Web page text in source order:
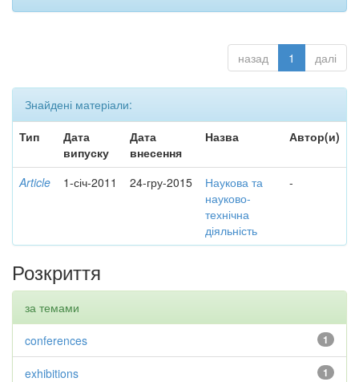
назад 1 далі
Знайдені матеріали:
Тип
Дата
випуску
Дата
внесення
Назва Автор(и)
Article 1-січ-2011 24-гру-2015
Наукова та
науково-
технічна
діяльність
-
Розкриття
за темами
1
conferences
1
exhibitions